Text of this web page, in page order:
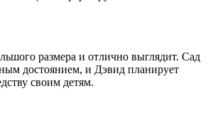
размера и отлично выглядит. Сад
достоянием, и Дэвид планирует
своим детям.